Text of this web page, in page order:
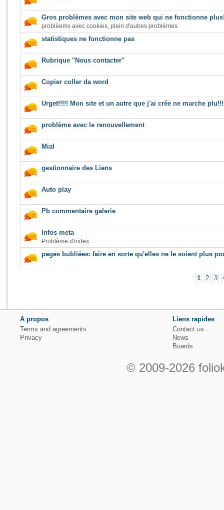
Gros problèmes avec mon site web qui ne fonctionne
problèems avec cookies, plein d'autres problèmes
statistiques ne fonctionne pas
Rubrique "Nous contacter"
Copier coller da word
Urget!!!!! Mon site et un autre que j'ai crée ne marche
problème avec le renouvellement
Mial
gestionnaire des Liens
Auto play
Pb commentaire galerie
Infos meta
Problème d'index
pages bubliées: faire en sorte qu'elles ne le soient plus
1 2 3
A propos
Terms and agreements
Privacy
Liens rapides
Contact us
News
Boards
© 2009-2026